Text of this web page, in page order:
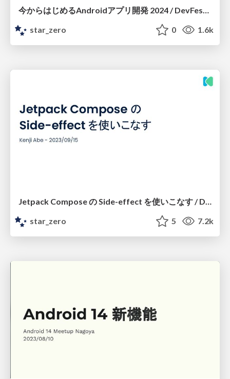
今からはじめるAndroidアプリ開発 2024 / DevFest 2024
star_zero
0 1.6k
star_zero
5 7.2k